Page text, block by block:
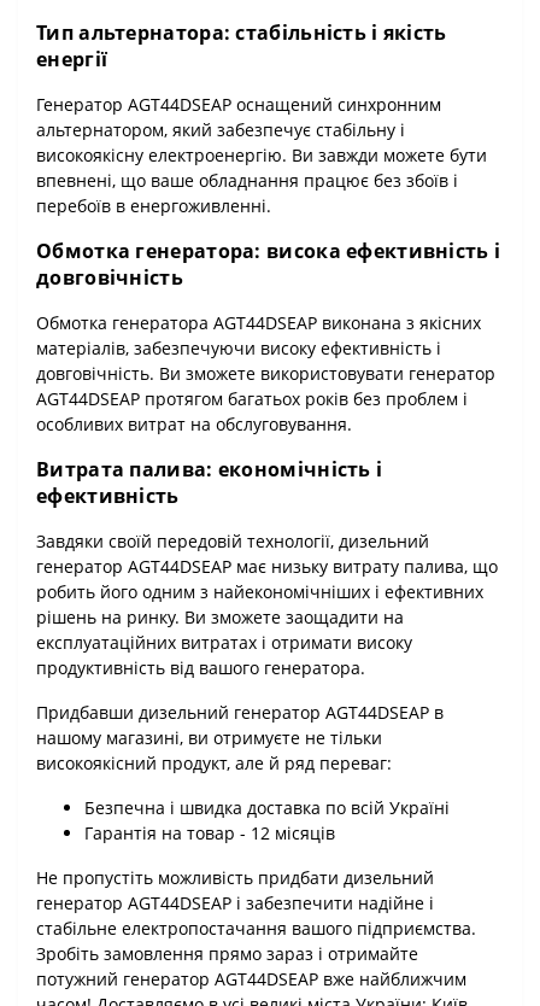
Тип альтернатора: стабільність і якість
енергії
Генератор AGT44DSEAP оснащений синхронним
альтернатором, який забезпечує стабільну і
високоякісну електроенергію. Ви завжди можете бути
впевнені, що ваше обладнання працює без збоїв і
перебоїв в енергоживленні.
Обмотка генератора: висока ефективність і
довговічність
Обмотка генератора AGT44DSEAP виконана з якісних
матеріалів, забезпечуючи високу ефективність і
довговічність. Ви зможете використовувати генератор
AGT44DSEAP протягом багатьох років без проблем і
особливих витрат на обслуговування.
Витрата палива: економічність і
ефективність
Завдяки своїй передовій технології, дизельний
генератор AGT44DSEAP має низьку витрату палива, що
робить його одним з найекономічніших і ефективних
рішень на ринку. Ви зможете заощадити на
експлуатаційних витратах і отримати високу
продуктивність від вашого генератора.
Придбавши дизельний генератор AGT44DSEAP в
нашому магазині, ви отримуєте не тільки
високоякісний продукт, але й ряд переваг:
Безпечна і швидка доставка по всій Україні
Гарантія на товар - 12 місяців
Не пропустіть можливість придбати дизельний
генератор AGT44DSEAP і забезпечити надійне і
стабільне електропостачання вашого підприємства.
Зробіть замовлення прямо зараз і отримайте
потужний генератор AGT44DSEAP вже найближчим